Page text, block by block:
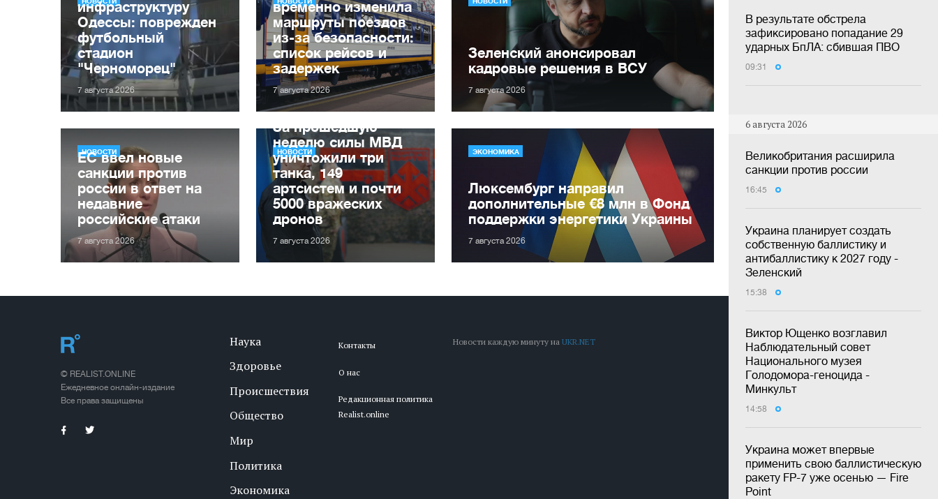
В результате обстрела
зафиксировано попадание 29
ударных БпЛА: сбившая ПВО
09:31
6 августа 2026
Великобритания расширила
санкции против россии
16:45
Украина планирует создать
собственную баллистику и
антибаллистику к 2027 году -
Зеленский
15:38
Виктор Ющенко возглавил
Наблюдательный совет
Национального музея
Голодомора-геноцида -
Минкульт
14:58
Украина может впервые
применить свою баллистическую
ракету FP-7 уже осенью — Fire
Point
инфраструктуру
Одессы: поврежден
футбольный
стадион
"Черноморец"
7 августа 2026
временно изменила
маршруты поездов
из-за безопасности:
список рейсов и
задержек
7 августа 2026
Зеленский анонсировал
кадровые решения в ВСУ
7 августа 2026
НОВОСТИ
ЕС ввел новые
санкции против
россии в ответ на
недавние
российские атаки
7 августа 2026
НОВОСТИ
За прошедшую
неделю силы МВД
уничтожили три
танка, 149
артсистем и почти
5000 вражеских
дронов
7 августа 2026
ЭКОНОМИКА
Люксембург направил
дополнительные €8 млн в Фонд
поддержки энергетики Украины
7 августа 2026
© REALIST.ONLINE
Ежедневное онлайн-издание
Все права защищены
Наука
Здоровье
Происшествия
Общество
Мир
Политика
Экономика
Контакты
О нас
Редакционная политика
Realist.online
Новости каждую минуту наUKR.NET